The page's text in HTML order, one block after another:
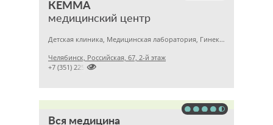
КЕММА
медицинский центр
Детская клиника, Медицинская лаборатория, Гинекология
Челябинск, Российская, 67, 2-й этаж

+7 (351) 2256145
Вся медицина